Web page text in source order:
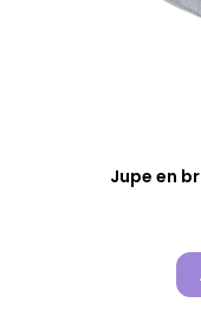
Jupe en